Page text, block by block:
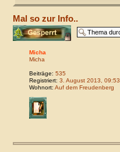
Mal so zur Info..
Thema gesperrt
Micha
Micha
Beiträge: 535
Registriert: 3. August 2013, 09:53
Wohnort: Auf dem Freudenberg